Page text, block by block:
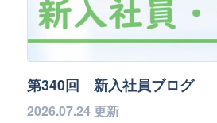
第340回 新入社員ブログ
2026.07.24 更新